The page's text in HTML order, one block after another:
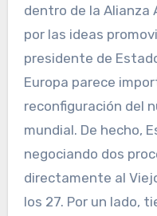
dentro de la
por las ideas
presidente de
Europa parece
reconfiguración del
mundial. De hecho,
negociando dos
directamente al
los 27. Por un lado,